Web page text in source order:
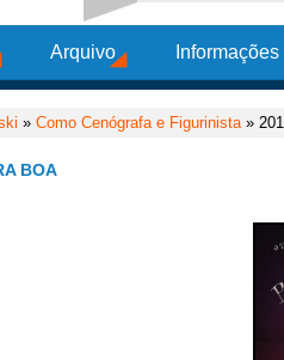
Arquivo
» Como Cenógrafa e Figurinista»
BOA